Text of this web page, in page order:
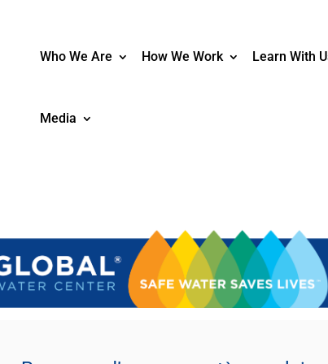
Who We Are How We Work Learn With
Media